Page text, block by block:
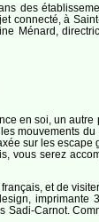
des
connecté, à
Ménard,
en soi, un
mouvements
sur les escape
vous serez
et de
imprimante
Sadi-Carnot.